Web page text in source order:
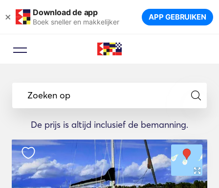
× Download de app
Boek sneller en makkelijker APP GEBRUIKEN
Zoeken op
De prijs is altijd inclusief de bemanning.